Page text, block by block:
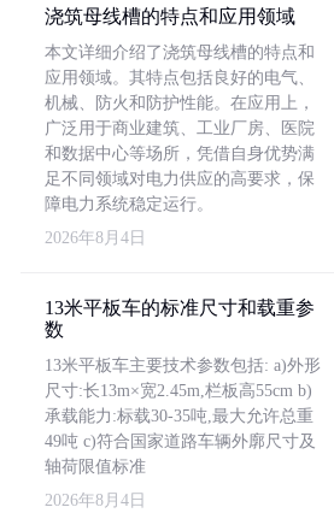
浇筑母线槽的特点和应用领域
本文详细介绍了浇筑母线槽的特点和
应用领域。其特点包括良好的电气、
机械、防火和防护性能。在应用上，
广泛用于商业建筑、工业厂房、医院
和数据中心等场所，凭借自身优势满
足不同领域对电力供应的高要求，保
障电力系统稳定运行。
2026年8月4日
13米平板车的标准尺寸和载重参
数
13米平板车主要技术参数包括: a)外形
尺寸:长13m×宽2.45m,栏板高55cm b)
承载能力:标载30-35吨,最大允许总重
49吨 c)符合国家道路车辆外廓尺寸及
轴荷限值标准
2026年8月4日